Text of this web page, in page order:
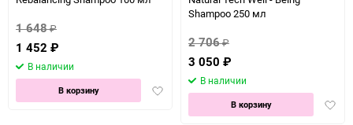
1 648₽
1 452 ₽
В наличии
Добавить
избранное
В корзину
Shampoo 250 мл
2 706₽
3 050 ₽
В наличии
В корзину